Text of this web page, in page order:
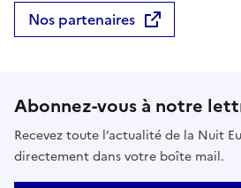
exposition un véritable outil
pour tous les publics, et en
l’archéologie et des associations
étude, leur sauvegarde et leur
Nos partenaires
Abonnez-vous à notre
Recevez toute l’actualité de la Nuit
directement dans votre boîte mail.